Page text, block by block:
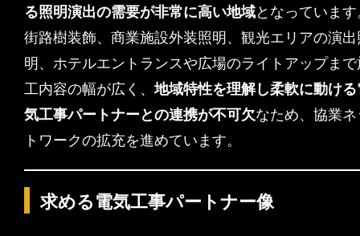
る照明演出の需要が非常に高い地域となっています
街路樹装飾、商業施設外装照明、観光エリアの演出
明、ホテルエントランスや広場のライトアップまで
工内容の幅が広く、地域特性を理解し柔軟に動ける
気工事パートナーとの連携が不可欠なため、協業ネ
トワークの拡充を進めています。
求める電気工事パートナー像